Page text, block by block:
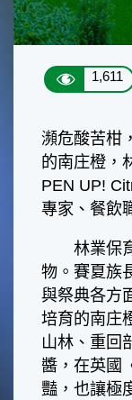
1,611
瀕危酸苦柑
的南庄橙，
PEN UP!
專家、餐飲
林業保育
物。賽夏族
與祭典各方
培育的南庄
山林、重回
醬，在英國
豔，也讓極